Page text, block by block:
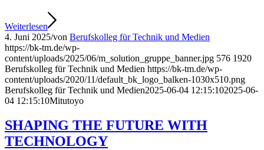
Weiterlesen
4. Juni 2025/von Berufskolleg für Technik und Medien
https://bk-tm.de/wp-
content/uploads/2025/06/m_solution_gruppe_banner.jpg 576 1920
Berufskolleg für Technik und Medien https://bk-tm.de/wp-
content/uploads/2020/11/default_bk_logo_balken-1030x510.png
Berufskolleg für Technik und Medien2025-06-04 12:15:102025-06-
04 12:15:10Mitutoyo
SHAPING THE FUTURE WITH
TECHNOLOGY